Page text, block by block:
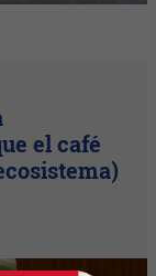
el café